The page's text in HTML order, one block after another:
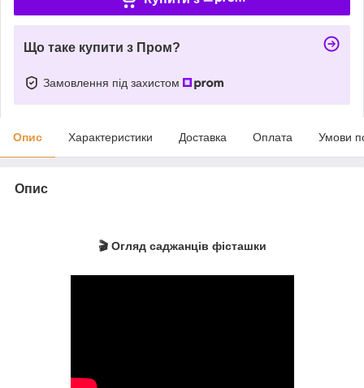
Що таке купити з Пром?
Замовлення під захистом
Опис Характеристики Доставка Оплата Умови
Опис
🎬 Огляд саджанців фісташки